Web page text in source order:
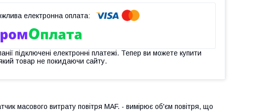
підключені електронні платежі. Тепер ви можете купити
товар не покидаючи сайту.
масового витрату повітря MAF. - вимірює об'єм повітря, що